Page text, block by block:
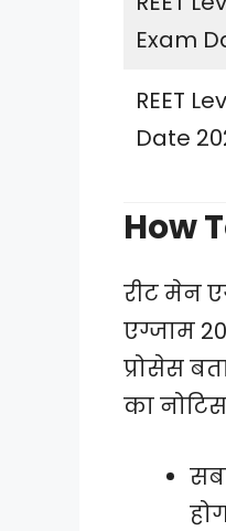
Exam
REET
Date
How
रीट मेन
एग्जाम
प्रोसेस
का